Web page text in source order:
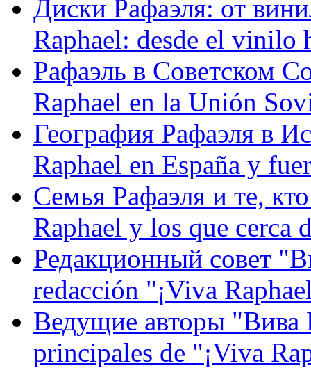
Диски Рафаэля: от
Raphael: desde el vinilo
Рафаэль в Советском
Raphael en la Unión
География Рафаэля в
Raphael en España y
Семья Рафаэля и те,
Raphael y los que cerca
Редакционный совет
redacción "¡Viva
Ведущие авторы "Вива
principales de "¡Viva